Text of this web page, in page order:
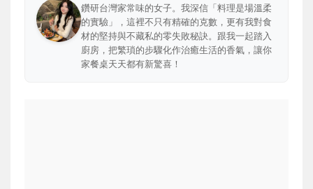
鑽研台灣家常味的女子。我深信「料理是場溫柔
的實驗」，這裡不只有精確的克數，更有我對食
材的堅持與不藏私的零失敗秘訣。跟我一起踏入
廚房，把繁瑣的步驟化作治癒生活的香氣，讓你
家餐桌天天都有新驚喜！